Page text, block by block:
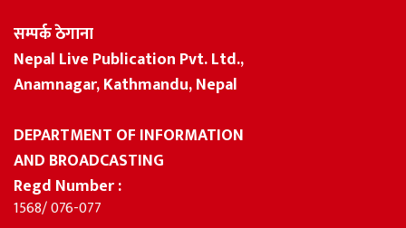
सम्पर्क ठेगाना
Nepal Live Publication Pvt. Ltd.,
Anamnagar, Kathmandu, Nepal
DEPARTMENT OF INFORMATION
AND BROADCASTING
Regd Number :
1568/ 076-077